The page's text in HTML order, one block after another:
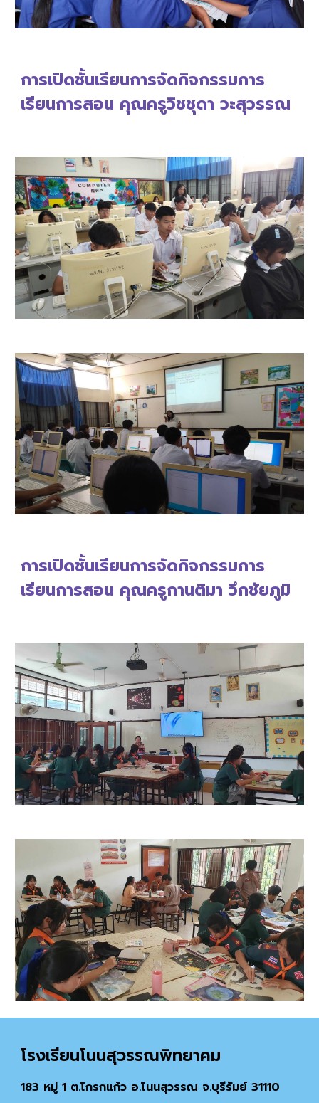
การเปิดชั้นเรียนการจัดกิจกรรมการ
เรียนการสอน คุณครูวิชชุดา วะสุวรรณ
การเปิดชั้นเรียนการจัดกิจกรรมการ
เรียนการสอน คุณครูกานติมา วึกชัยภูมิ
โรงเรียนโนนสุวรรณพิทยาคม
183 หมู่ 1 ต.โกรกแก้ว อ.โนนสุวรรณ จ.บุรีรัมย์ 31110